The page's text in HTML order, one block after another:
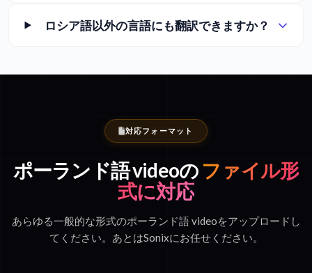
ロシア語以外の言語にも翻訳できますか？
対応フォーマット
ポーランド語 videoの ファイル形
式に対応
あらゆる一般的な形式のポーランド語 videoをアップロードし
てください。あとはSonixにお任せください。